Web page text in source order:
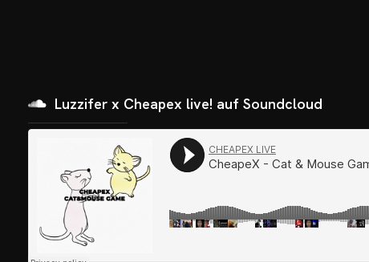
Luzzifer x Cheapex live! auf Soundcloud